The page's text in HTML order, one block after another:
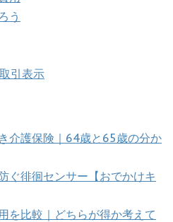
う
引表示
介護保険｜64歳と65歳の分か
ぐ徘徊センサー【おでかけキ
を比較｜どちらが得か考えて